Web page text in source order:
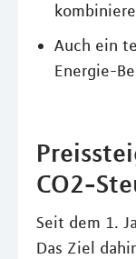
Auch ein
Energie-
CO2-
Seit dem 1.
Das Ziel